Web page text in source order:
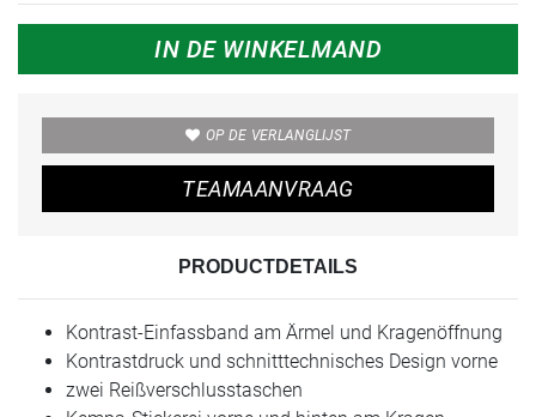
IN DE WINKELMAND
OP DE VERLANGLIJST
TEAMAANVRAAG
PRODUCTDETAILS
Kontrast-Einfassband am Ärmel und Kragenöffnung
Kontrastdruck und schnitttechnisches Design vorne
zwei Reißverschlusstaschen